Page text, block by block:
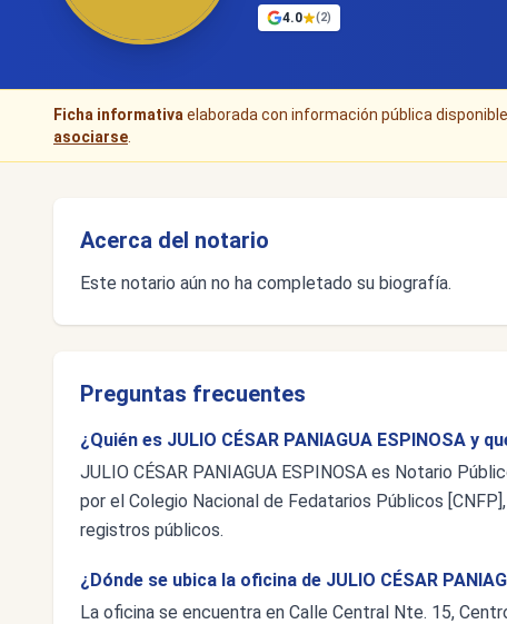
4.0 (2)
Ficha informativa elaborada con información pública
asociarse
Acerca del notario
Este notario aún no ha completado su biografía.
Preguntas frecuentes
¿Quién es JULIO CÉSAR PANIAGUA ESPINOSA y
JULIO CÉSAR PANIAGUA ESPINOSA es Notario
por el Colegio Nacional de Fedatarios Públicos
registros públicos.
¿Dónde se ubica la oficina de JULIO CÉSAR
La oficina se encuentra en Calle Central Nte. 15,